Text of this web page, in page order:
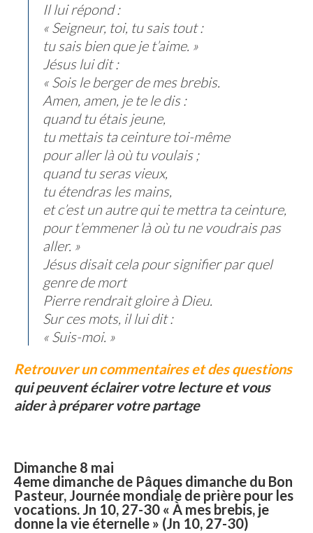
Il lui répond :
« Seigneur, toi, tu sais tout :
tu sais bien que je t’aime. »
Jésus lui dit :
« Sois le berger de mes brebis.
Amen, amen, je te le dis :
quand tu étais jeune,
tu mettais ta ceinture toi-même
pour aller là où tu voulais ;
quand tu seras vieux,
tu étendras les mains,
et c’est un autre qui te mettra ta ceinture,
pour t’emmener là où tu ne voudrais pas
aller. »
Jésus disait cela pour signifier par quel
genre de mort
Pierre rendrait gloire à Dieu.
Sur ces mots, il lui dit :
« Suis-moi. »
Retrouver un commentaires et des questions
qui peuvent éclairer votre lecture et vous
aider à préparer votre partage
Dimanche 8 mai
4eme dimanche de Pâques dimanche du Bon
Pasteur, Journée mondiale de prière pour les
vocations. Jn 10, 27-30 « À mes brebis, je
donne la vie éternelle » (Jn 10, 27-30)